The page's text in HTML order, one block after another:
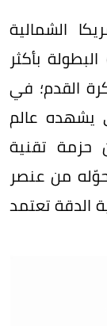
العالم 2026 بأمريكا الشمالية
بأكثر
القدم؛ في
يشهده عالم
حزمة تقنية
من عنصر
الدقة تعتمد